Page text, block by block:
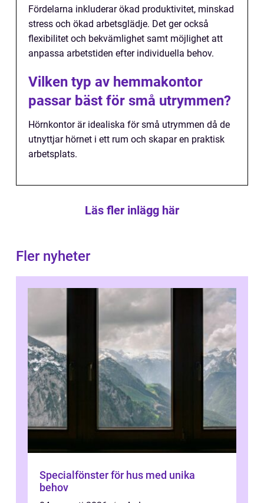
Fördelarna inkluderar ökad produktivitet, minskad
stress och ökad arbetsglädje. Det ger också
flexibilitet och bekvämlighet samt möjlighet att
anpassa arbetstiden efter individuella behov.
Vilken typ av hemmakontor
passar bäst för små utrymmen?
Hörnkontor är idealiska för små utrymmen då de
utnyttjar hörnet i ett rum och skapar en praktisk
arbetsplats.
Läs fler inlägg här
Fler nyheter
Specialfönster för hus med unika
behov